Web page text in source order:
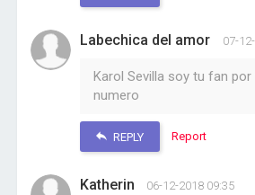
Labechica del amor 07-
Karol Sevilla soy tu fan
numero
REPLY Report
Katherin 06-12-2018 09:35